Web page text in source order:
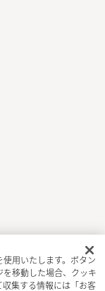
用いたします。ボタン
移動した場合、クッキ
集する情報には「お客